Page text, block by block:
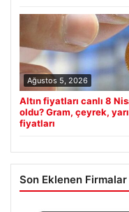
Ağustos 5, 2026
Altın fiyatları canlı 8
oldu? Gram, çeyrek,
fiyatları
Son Eklenen Firmalar